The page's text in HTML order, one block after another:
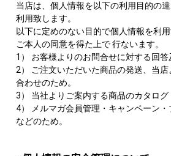
当店は、個人情報を以下の利用目的の達
利用致します。
以下に定めのない目的で個人情報を利
ご本人の同意を得た上で 行ないます。
1） お客様よりのお問合せに対する回答
2） ご注文いただいた商品の発送、当
合わせのため。
3） 当社よりご案内する商品のカタログ
4） メルマガ会員管理・キャンペーン
などのため。